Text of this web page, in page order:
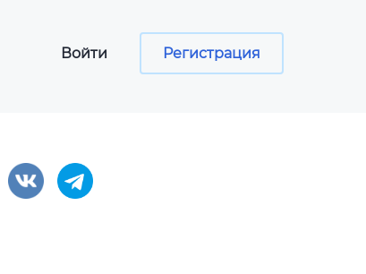
Войти Регистрация